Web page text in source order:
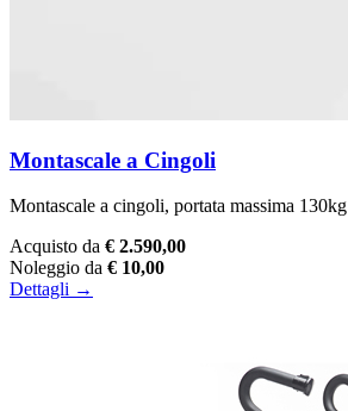
Montascale a Cingoli
Montascale a cingoli, portata massima 130kg
Acquisto da € 2.590,00
Noleggio da € 10,00
Dettagli →